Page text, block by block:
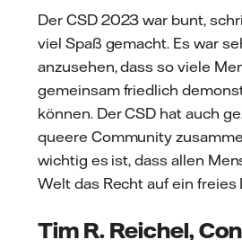
Der CSD 2023 war bunt,
viel Spaß gemacht. Es war
anzusehen, dass so viele
gemeinsam friedlich
können. Der CSD hat auch
queere Community
wichtig es ist, dass allen
Welt das Recht auf ein freies
Tim R. Reichel,